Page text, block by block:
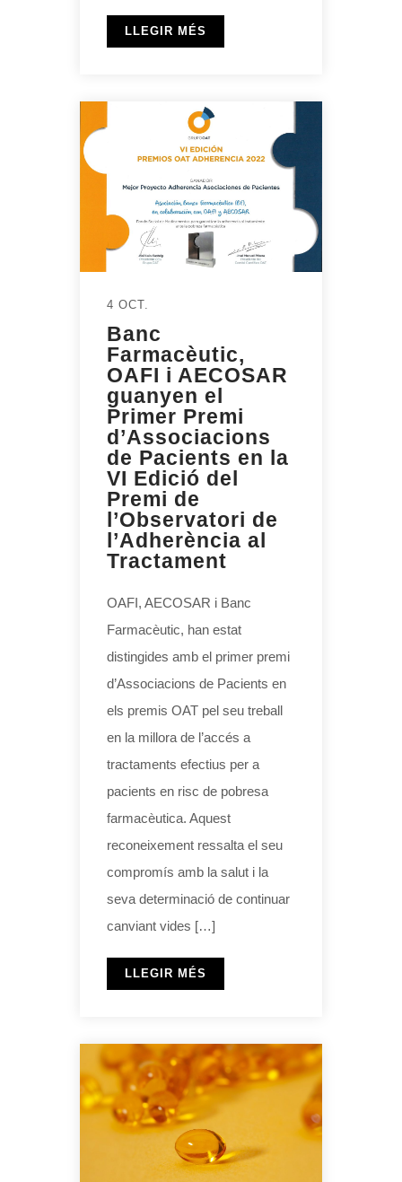
LLEGIR MÉS
4 OCT.
Banc
Farmacèutic,
OAFI i AECOSAR
guanyen el
Primer Premi
d’Associacions
de Pacients en la
VI Edició del
Premi de
l’Observatori de
l’Adherència al
Tractament
OAFI, AECOSAR i Banc
Farmacèutic, han estat
distingides amb el primer premi
d’Associacions de Pacients en
els premis OAT pel seu treball
en la millora de l’accés a
tractaments efectius per a
pacients en risc de pobresa
farmacèutica. Aquest
reconeixement ressalta el seu
compromís amb la salut i la
seva determinació de continuar
canviant vides […]
LLEGIR MÉS